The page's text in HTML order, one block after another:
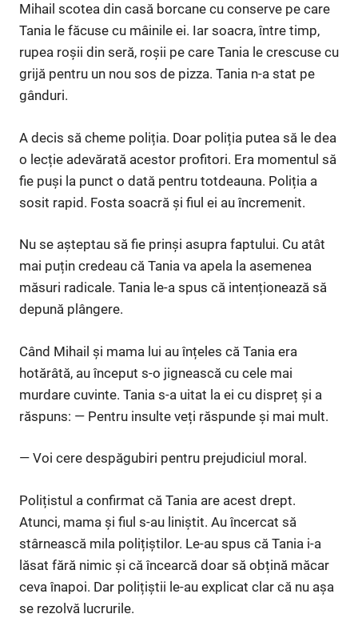
Mihail scotea din casă borcane cu conserve pe care
Tania le făcuse cu mâinile ei. Iar soacra, între timp,
rupea roșii din seră, roșii pe care Tania le crescuse cu
grijă pentru un nou sos de pizza. Tania n-a stat pe
gânduri.
A decis să cheme poliția. Doar poliția putea să le dea
o lecție adevărată acestor profitori. Era momentul să
fie puși la punct o dată pentru totdeauna. Poliția a
sosit rapid. Fosta soacră și fiul ei au încremenit.
Nu se așteptau să fie prinși asupra faptului. Cu atât
mai puțin credeau că Tania va apela la asemenea
măsuri radicale. Tania le-a spus că intenționează să
depună plângere.
Când Mihail și mama lui au înțeles că Tania era
hotărâtă, au început s-o jignească cu cele mai
murdare cuvinte. Tania s-a uitat la ei cu dispreț și a
răspuns: — Pentru insulte veți răspunde și mai mult.
— Voi cere despăgubiri pentru prejudiciul moral.
Polițistul a confirmat că Tania are acest drept.
Atunci, mama și fiul s-au liniștit. Au încercat să
stârnească mila polițiștilor. Le-au spus că Tania i-a
lăsat fără nimic și că încearcă doar să obțină măcar
ceva înapoi. Dar polițiștii le-au explicat clar că nu așa
se rezolvă lucrurile.